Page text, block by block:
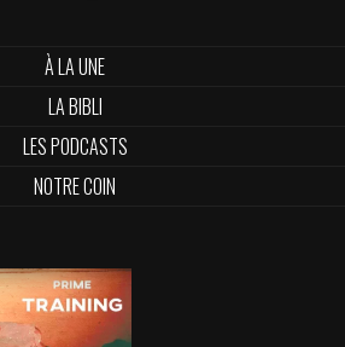
À LA UNE
LA BIBLI
LES PODCASTS
NOTRE COIN